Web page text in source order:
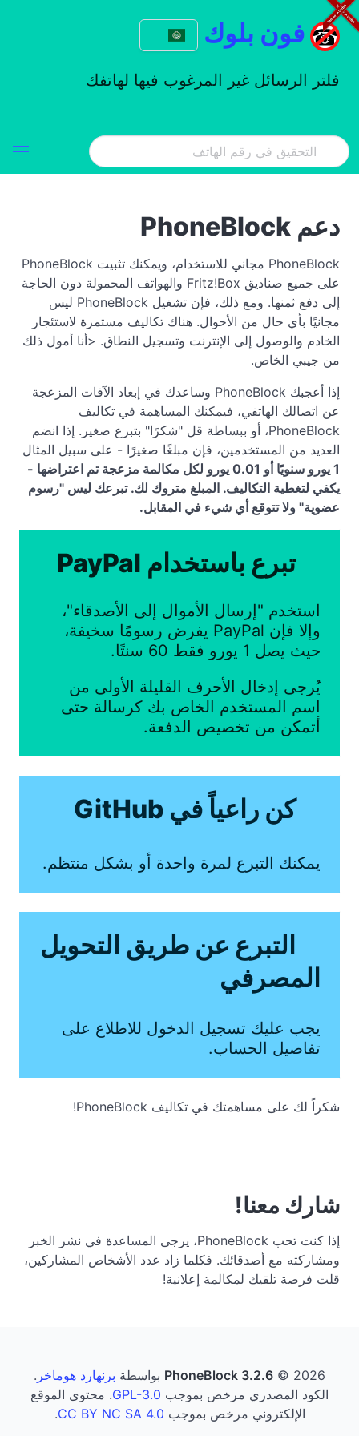
فون بلوك
فلتر الرسائل غير المرغوب فيها لهاتفك
دعم PhoneBlock
PhoneBlock مجاني للاستخدام، ويمكنك تثبيت PhoneBlock
على جميع صناديق Fritz!Box والهواتف المحمولة دون الحاجة
إلى دفع ثمنها. ومع ذلك، فإن تشغيل PhoneBlock ليس
مجانيًا بأي حال من الأحوال. هناك تكاليف مستمرة لاستئجار
الخادم والوصول إلى الإنترنت وتسجيل النطاق. <أنا أمول ذلك
من جيبي الخاص.
إذا أعجبك PhoneBlock وساعدك في إبعاد الآفات المزعجة
عن اتصالك الهاتفي، فيمكنك المساهمة في تكاليف
PhoneBlock، أو ببساطة قل "شكرًا" بتبرع صغير. إذا انضم
العديد من المستخدمين، فإن مبلغًا صغيرًا - على سبيل المثال
1 يورو سنويًا أو
0.01 يورو لكل مكالمة مزعجة تم اعتراضها -
يكفي لتغطية التكاليف. المبلغ متروك لك. تبرعك ليس "رسوم
عضوية" ولا تتوقع أي شيء في المقابل.
تبرع باستخدام PayPal
استخدم "إرسال الأموال إلى الأصدقاء"،
وإلا فإن PayPal يفرض رسومًا سخيفة،
حيث يصل 1 يورو فقط 60 سنتًا.
يُرجى إدخال الأحرف القليلة الأولى من
اسم المستخدم الخاص بك كرسالة حتى
أتمكن من تخصيص الدفعة.
كن راعياً في GitHub
يمكنك التبرع لمرة واحدة أو بشكل منتظم.
التبرع عن طريق التحويل
المصرفي
يجب عليك تسجيل الدخول للاطلاع على
تفاصيل الحساب.
شكراً لك على مساهمتك في تكاليف PhoneBlock!
شارك معنا!
إذا كنت تحب PhoneBlock، يرجى المساعدة في نشر الخبر
ومشاركته مع أصدقائك. فكلما زاد عدد الأشخاص المشاركين،
قلت فرصة تلقيك لمكالمة إعلانية!
PhoneBlock 3.2.6 © 2026 بواسطة برنهارد هوماخر .
الكود المصدري مرخص بموجب GPL-3.0. محتوى الموقع
الإلكتروني مرخص بموجب CC BY NC SA 4.0
.